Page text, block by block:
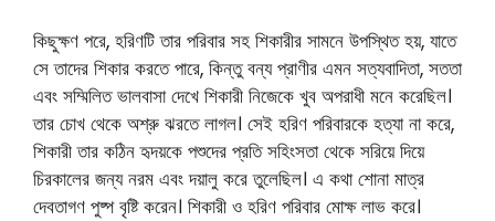
কিছুক্ষণ পরে, হরিণটি তার পরিবার সহ শিকারীর সামনে উপস্থিত হয়, যাতে
সে তাদের শিকার করতে পারে, কিন্তু বন্য প্রাণীর এমন সত্যবাদিতা, সততা
এবং সম্মিলিত ভালবাসা দেখে শিকারী নিজেকে খুব অপরাধী মনে করেছিল।
তার চোখ থেকে অশ্রু ঝরতে লাগল। সেই হরিণ পরিবারকে হত্যা না করে,
শিকারী তার কঠিন হৃদয়কে পশুদের প্রতি সহিংসতা থেকে সরিয়ে দিয়ে
চিরকালের জন্য নরম এবং দয়ালু করে তুলেছিল। এ কথা শোনা মাত্র
দেবতাগণ পুষ্প বৃষ্টি করেন। শিকারী ও হরিণ পরিবার মোক্ষ লাভ করে।